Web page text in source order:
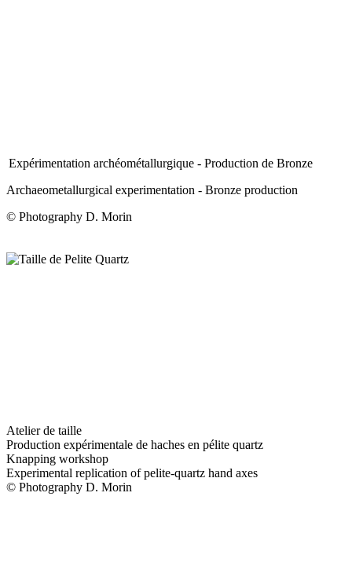
Expérimentation archéométallurgique - Production de Bronze
Archaeometallurgical experimentation - Bronze production
© Photography D. Morin
Atelier de taille
Production expérimentale de haches en pélite quartz
Knapping workshop
Experimental replication of pelite-quartz hand axes
© Photography D. Morin